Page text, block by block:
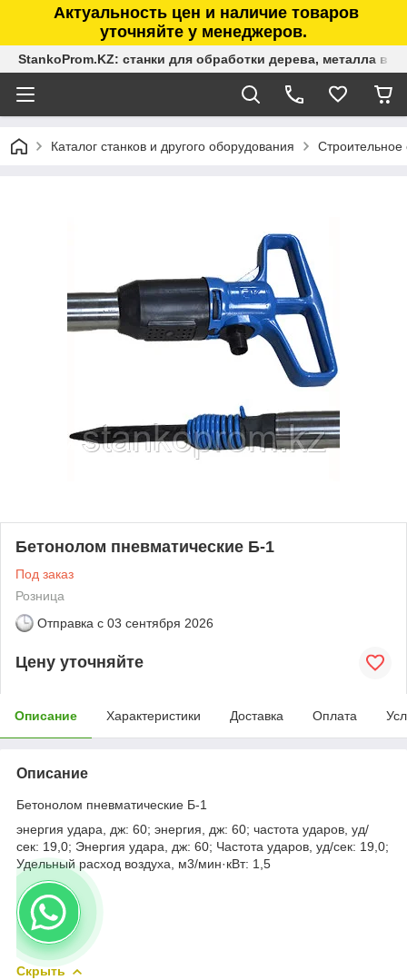
Актуальность цен и наличие товаров
уточняйте у менеджеров.
StankoProm.KZ: станки для обработки дерева, металла в
Каталог станков и другого оборудования Строительное
Бетонолом пневматические Б-1
Под заказ
Розница
Отправка с 03 сентября 2026
Цену уточняйте
Описание Характеристики Доставка Оплата
Описание
Бетонолом пневматические Б-1
энергия удара, дж: 60; энергия, дж: 60; частота ударов, уд/
сек: 19,0; Энергия удара, дж: 60; Частота ударов, уд/сек: 19,0;
Удельный расход воздуха, м3/мин·кВт: 1,5
Скрыть